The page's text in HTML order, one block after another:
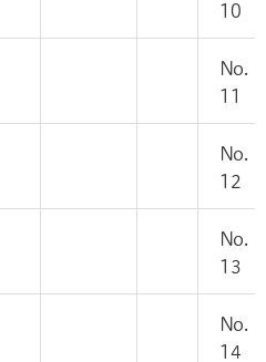
10
No.
11
No.
12
No.
13
No.
14